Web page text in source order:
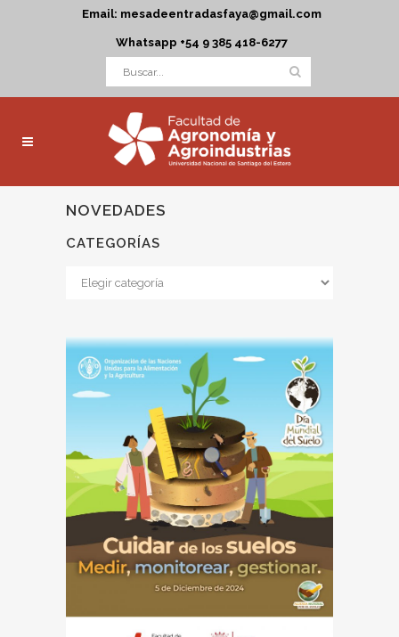
Email: mesadeentradasfaya@gmail.com
Whatsapp +54 9 385 418-6277
NOVEDADES
CATEGORÍAS
Categorías